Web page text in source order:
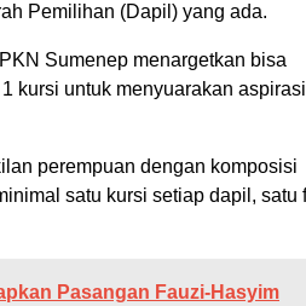
Pemilihan (Dapil) yang ada.
Sumenep menargetkan bisa
kursi untuk menyuarakan aspirasi
perempuan dengan komposisi
satu kursi setiap dapil, satu
Pasangan Fauzi-Hasyim